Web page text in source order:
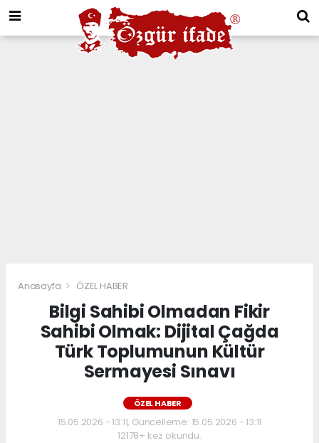
Anasayfa ÖZEL HABER
Bilgi Sahibi Olmadan Fikir
Sahibi Olmak: Dijital Çağda
Türk Toplumunun Kültür
Sermayesi Sınavı
ÖZEL HABER
15.05.2026 - 13:11, Güncelleme: 15.05.2026 - 13:11
12178+ kez okundu.